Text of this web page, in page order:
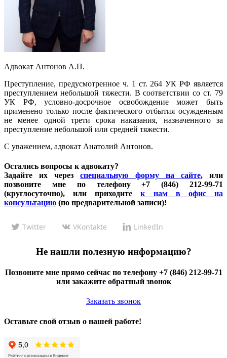
Адвокат Антонов А.П.
Преступление, предусмотренное ч. 1 ст. 264 УК РФ является
преступлением небольшой тяжести. В соответствии со ст. 79
УК РФ, условно-досрочное освобождение может быть
применено только после фактического отбытия осужденным
не менее одной трети срока наказания, назначенного за
преступление небольшой или средней тяжести.
С уважением, адвокат Анатолий Антонов.
Остались вопросы к адвокату?
Задайте их черезспециальную форму на сайте, или
позвоните мне по телефону +7 (846) 212-99-71
(круглосуточно), или приходитек нам в офис на
консультацию (по предварительной записи)!
Twitter VKontakte LinkedIn
Не нашли полезную информацию?
Позвоните мне прямо сейчас по телефону +7 (846) 212-99-71
или закажите обратный звонок
Заказать звонок
Оставьте свой отзыв о нашей работе!